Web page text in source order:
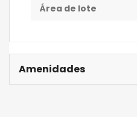
Área de lote
Amenidades